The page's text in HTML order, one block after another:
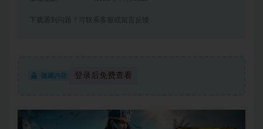
下载遇到问题？可联系客服或留言反馈
隐藏内容 登录后免费查看